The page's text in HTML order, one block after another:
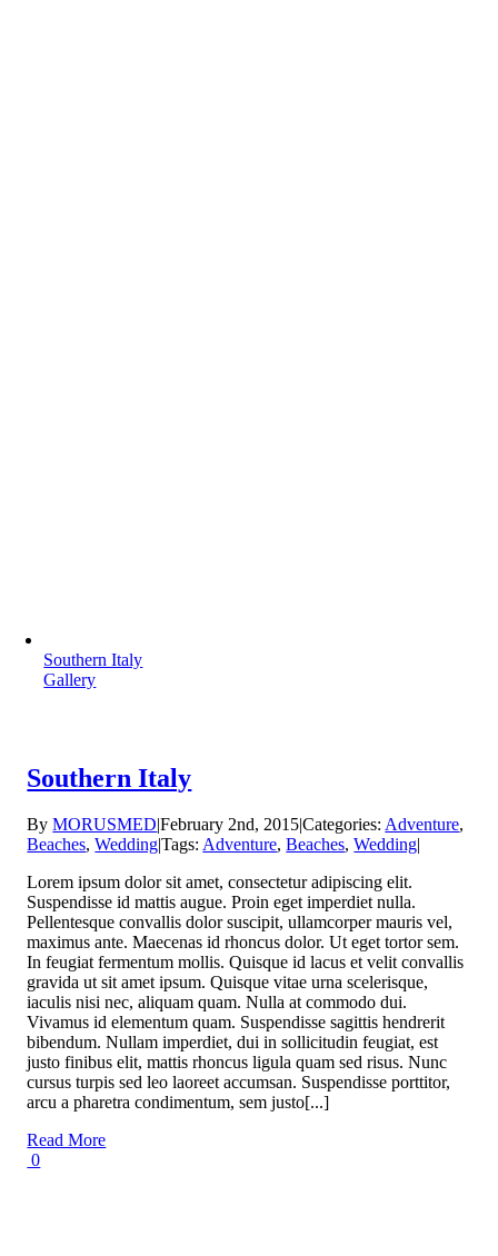
Southern Italy
Gallery
Southern Italy
ByMORUSMED|February 2nd, 2015|Categories:Adventure,
Beaches,Wedding|Tags:Adventure,Beaches,Wedding|
Lorem ipsum dolor sit amet, consectetur adipiscing elit.
Suspendisse id mattis augue. Proin eget imperdiet nulla.
Pellentesque convallis dolor suscipit, ullamcorper mauris vel,
maximus ante. Maecenas id rhoncus dolor. Ut eget tortor sem.
In feugiat fermentum mollis. Quisque id lacus et velit convallis
gravida ut sit amet ipsum. Quisque vitae urna scelerisque,
iaculis nisi nec, aliquam quam. Nulla at commodo dui.
Vivamus id elementum quam. Suspendisse sagittis hendrerit
bibendum. Nullam imperdiet, dui in sollicitudin feugiat, est
justo finibus elit, mattis rhoncus ligula quam sed risus. Nunc
cursus turpis sed leo laoreet accumsan. Suspendisse porttitor,
arcu a pharetra condimentum, sem justo[...]
Read More
0